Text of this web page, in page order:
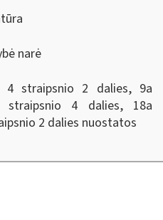
narė
4 straipsnio 2 dalies, 9a
4 dalies, 18a
2 dalies nuostatos